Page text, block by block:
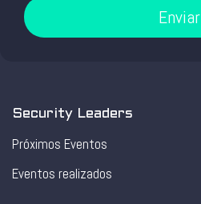
Enviar
Security Leaders
Próximos Eventos
Eventos realizados